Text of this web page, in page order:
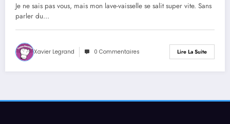
Je ne sais pas vous, mais mon lave-vaisselle se salit super vite. Sans
parler du…
Xavier Legrand 0 Commentaires Lire La Suite